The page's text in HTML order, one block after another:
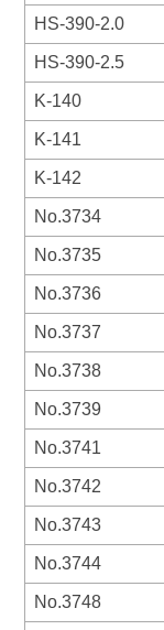
HS-390-2.0
HS-390-2.5
K-140
K-141
K-142
No.3734
No.3735
No.3736
No.3737
No.3738
No.3739
No.3741
No.3742
No.3743
No.3744
No.3748